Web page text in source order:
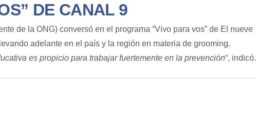
DE CANAL 9
de la ONG) conversó en el programa “Vivo para vos” de El nueve
adelante en el país y la región en materia de grooming.
es propicio para trabajar fuertemente en la prevención“, indicó.